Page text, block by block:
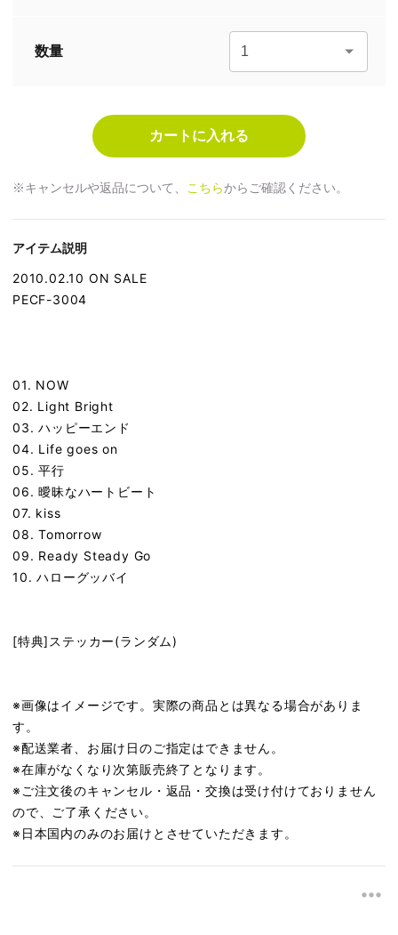
数量
※キャンセルや返品について、 こちらからご確認ください。
アイテム説明
2010.02.10 ON SALE
PECF-3004
01. NOW
02. Light Bright
03. ハッピーエンド
04. Life goes on
05. 平行
06. 曖昧なハートビート
07. kiss
08. Tomorrow
09. Ready Steady Go
10. ハローグッバイ
[特典]ステッカー(ランダム)
※画像はイメージです。実際の商品とは異なる場合がありま
す。
※配送業者、お届け日のご指定はできません。
※在庫がなくなり次第販売終了となります。
※ご注文後のキャンセル・返品・交換は受け付けておりません
ので、ご了承ください。
※日本国内のみのお届けとさせていただきます。